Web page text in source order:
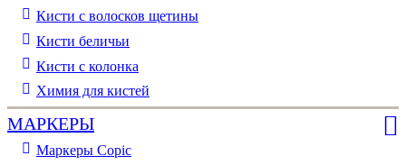
Кисти с волосков щетины
Кисти беличьи
Кисти с колонка
Химия для кистей
МАРКЕРЫ
Маркеры Copic